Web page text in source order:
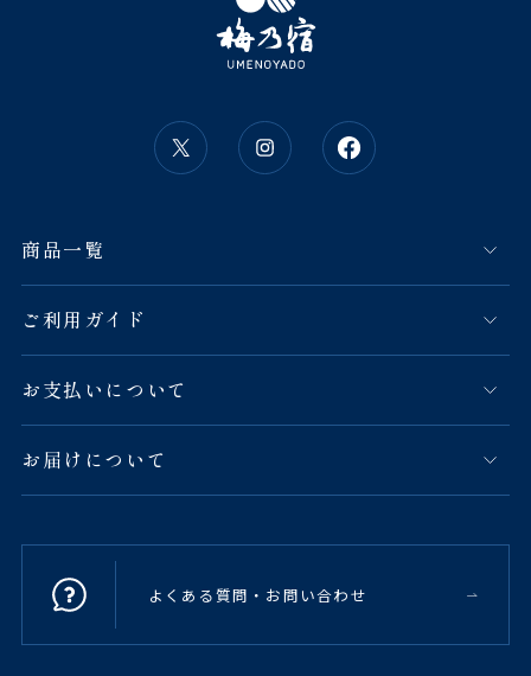
商品一覧
ご利用ガイド
お支払いについて
お届けについて
よくある質問・お問い合わせ